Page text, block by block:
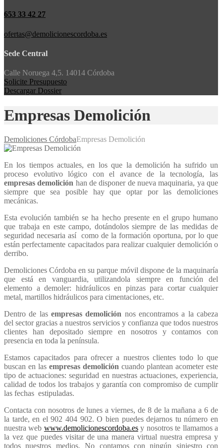
653 33 42 27
ofertas@demolicionescordoba.es
Sede Central
Calle Noruega 4,5. 14014 Córdoba
Solicite Presupuesto
Descargar Dossier
Empresas Demolición
Demoliciones CórdobaEmpresas Demolición
En los tiempos actuales, en los que la demolición ha sufrido un
proceso evolutivo lógico con el avance de la tecnología, las
empresas demolición han de disponer de nueva maquinaria, ya que
siempre que sea posible hay que optar por las demoliciones
mecánicas.
Esta evolución también se ha hecho presente en el grupo humano
que trabaja en este campo, dotándolos siempre de las medidas de
seguridad necesaria así como de la formación oportuna, por lo que
están perfectamente capacitados para realizar cualquier demolición o
derribo.
Demoliciones Córdoba en su parque móvil dispone de la maquinaría
que está en vanguardia, utilizandola siempre en función del
elemento a demoler: hidráulicos en pinzas para cortar cualquier
metal, martillos hidráulicos para cimentaciones, etc.
Dentro de las empresas demolición nos encontramos a la cabeza
del sector gracias a nuestros servicios y confianza que todos nuestros
clientes han depositado siempre en nosotros y contamos con
presencia en toda la península.
Estamos capacitados para ofrecer a nuestros clientes todo lo que
buscan en las empresas demolición cuando plantean acometer este
tipo de actuaciones: seguridad en nuestras actuaciones, experiencia,
calidad de todos los trabajos y garantía con compromiso de cumplir
las fechas estipuladas.
Contacta con nosotros de lunes a viernes, de 8 de la mañana a 6 de
la tarde, en el 902 404 902. O bien puedes dejarnos tu número en
nuestra web www.demolicionescordoba.esy nosotros te llamamos a
la vez que puedes visitar de una manera virtual nuestra empresa y
todos nuestros medios. No contamos con ningún siniestro con